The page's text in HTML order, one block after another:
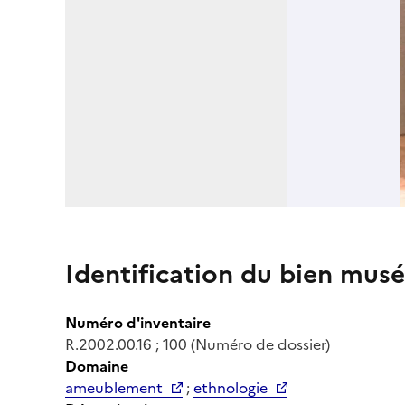
Identification du bien
Numéro d'inventaire
R.2002.00.16 ; 100 (Numéro de dossier)
Domaine
ameublement
;ethnologie